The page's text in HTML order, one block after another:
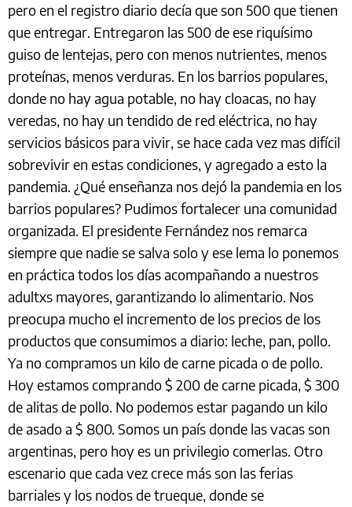
pero en el registro diario decía que son 500 que tienen
que entregar. Entregaron las 500 de ese riquísimo
guiso de lentejas, pero con menos nutrientes, menos
proteínas, menos verduras. En los barrios populares,
donde no hay agua potable, no hay cloacas, no hay
veredas, no hay un tendido de red eléctrica, no hay
servicios básicos para vivir, se hace cada vez mas difícil
sobrevivir en estas condiciones, y agregado a esto la
pandemia. ¿Qué enseñanza nos dejó la pandemia en los
barrios populares? Pudimos fortalecer una comunidad
organizada. El presidente Fernández nos remarca
siempre que nadie se salva solo y ese lema lo ponemos
en práctica todos los días acompañando a nuestros
adultxs mayores, garantizando lo alimentario. Nos
preocupa mucho el incremento de los precios de los
productos que consumimos a diario: leche, pan, pollo.
Ya no compramos un kilo de carne picada o de pollo.
Hoy estamos comprando $ 200 de carne picada, $ 300
de alitas de pollo. No podemos estar pagando un kilo
de asado a $ 800. Somos un país donde las vacas son
argentinas, pero hoy es un privilegio comerlas. Otro
escenario que cada vez crece más son las ferias
barriales y los nodos de trueque, donde se